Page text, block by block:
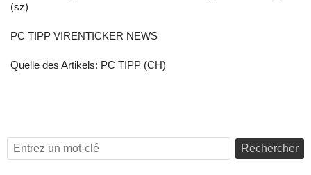
(sz)
PC TIPP VIRENTICKER NEWS
Quelle des Artikels: PC TIPP (CH)
Rechercher